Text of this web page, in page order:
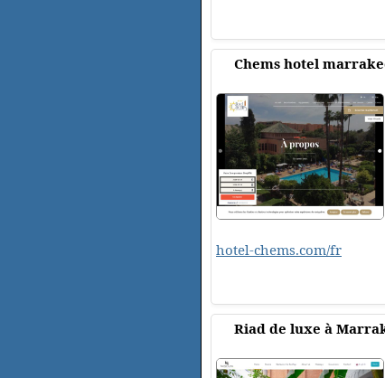
Chems hotel
hotel-chems.com/fr
Riad de luxe à